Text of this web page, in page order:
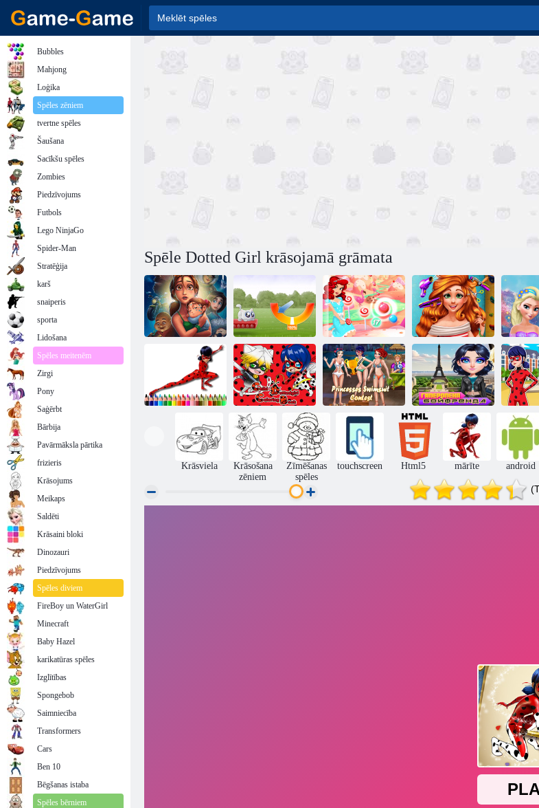
Spēle Dotted Girl krāsojamā grāmata
Delicious Emily
cerības un Bailes
Ekstrēms kaķēns
Konfekšu
burbulis
Jessie modernajā
Real frizūras
Atpakaļ uz skolu
Lady Bug
krāsošana
Čibi punktotās
meitenes
krāsojamā
grāmata
Princešu
peldkostīmu
konkurss
Pārmērīgs
draugs
Krāsviela
Krāsošana
zēniem
Zīmēšanas
spēles
touchscreen Html5 mārīte android
Bubbles
Mahjong
Loģika
Spēles zēniem
tvertne spēles
Šaušana
Sacīkšu spēles
Zombies
Piedzīvojums
Futbols
Lego NinjaGo
Spider-Man
Stratēģija
karš
snaiperis
sporta
Lidošana
Spēles meitenēm
Zirgi
Pony
Saģērbt
Bārbija
Pavārmāksla pārtika
frizieris
Krāsojums
Meikaps
Saldēti
Krāsaini bloki
Dinozauri
Piedzīvojums
Spēles diviem
FireBoy un WaterGirl
Minecraft
Baby Hazel
karikatūras spēles
Izglītības
Spongebob
Saimniecība
Transformers
Cars
Ben 10
Bēgšanas istaba
Spēles bērniem